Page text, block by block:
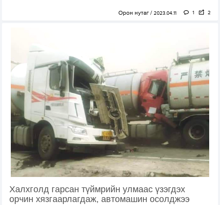
Орон нутаг 2023.04.11 1 2
Халхголд гарсан түймрийн улмаас үзэгдэх
орчин хязгаарлагдаж, автомашин осолджээ